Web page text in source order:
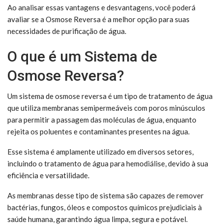
Ao analisar essas vantagens e desvantagens, você poderá
avaliar se a Osmose Reversa é a melhor opção para suas
necessidades de purificação de água.
O que é um Sistema de
Osmose Reversa?
Um sistema de osmose reversa é um tipo de tratamento de água
que utiliza membranas semipermeáveis com poros minúsculos
para permitir a passagem das moléculas de água, enquanto
rejeita os poluentes e contaminantes presentes na água.
Esse sistema é amplamente utilizado em diversos setores,
incluindo o tratamento de água para hemodiálise, devido à sua
eficiência e versatilidade.
As membranas desse tipo de sistema são capazes de remover
bactérias, fungos, óleos e compostos químicos prejudiciais à
saúde humana, garantindo água limpa, segura e potável.